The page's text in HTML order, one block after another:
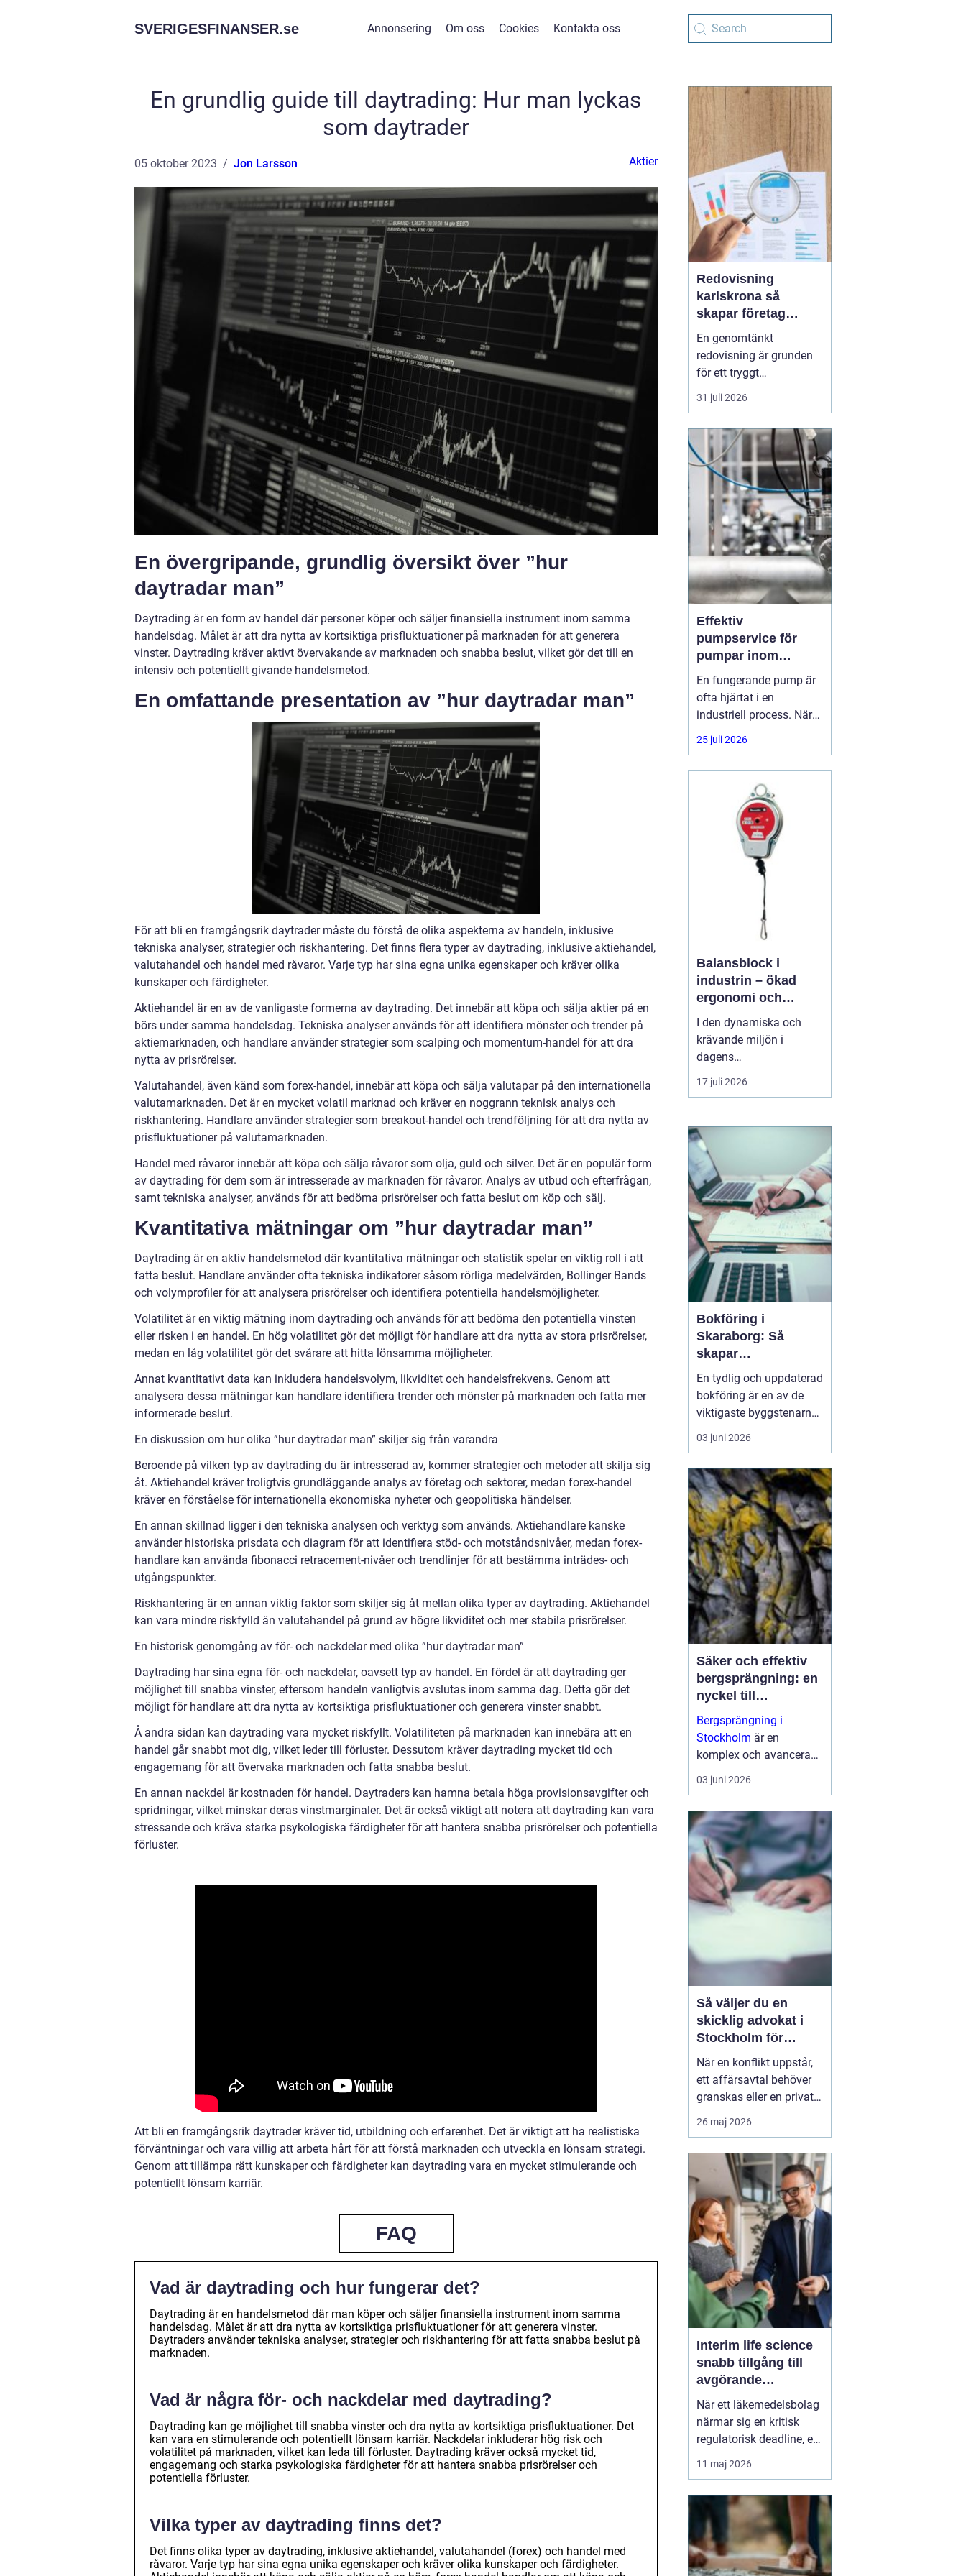
SVERIGESFINANSER.se Annonsering Om oss Cookies Kontakta oss
En grundlig guide till daytrading: Hur man lyckas
som daytrader
05 oktober 2023 Jon Larsson Aktier
En övergripande, grundlig översikt över ”hur
daytradar man”
Daytrading är en form av handel där personer köper och säljer finansiella instrument inom samma
handelsdag. Målet är att dra nytta av kortsiktiga prisfluktuationer på marknaden för att generera
vinster. Daytrading kräver aktivt övervakande av marknaden och snabba beslut, vilket gör det till en
intensiv och potentiellt givande handelsmetod.
En omfattande presentation av ”hur daytradar man”
För att bli en framgångsrik daytrader måste du förstå de olika aspekterna av handeln, inklusive
tekniska analyser, strategier och riskhantering. Det finns flera typer av daytrading, inklusive aktiehandel,
valutahandel och handel med råvaror. Varje typ har sina egna unika egenskaper och kräver olika
kunskaper och färdigheter.
Aktiehandel är en av de vanligaste formerna av daytrading. Det innebär att köpa och sälja aktier på en
börs under samma handelsdag. Tekniska analyser används för att identifiera mönster och trender på
aktiemarknaden, och handlare använder strategier som scalping och momentum-handel för att dra
nytta av prisrörelser.
Valutahandel, även känd som forex-handel, innebär att köpa och sälja valutapar på den internationella
valutamarknaden. Det är en mycket volatil marknad och kräver en noggrann teknisk analys och
riskhantering. Handlare använder strategier som breakout-handel och trendföljning för att dra nytta av
prisfluktuationer på valutamarknaden.
Handel med råvaror innebär att köpa och sälja råvaror som olja, guld och silver. Det är en populär form
av daytrading för dem som är intresserade av marknaden för råvaror. Analys av utbud och efterfrågan,
samt tekniska analyser, används för att bedöma prisrörelser och fatta beslut om köp och sälj.
Kvantitativa mätningar om ”hur daytradar man”
Daytrading är en aktiv handelsmetod där kvantitativa mätningar och statistik spelar en viktig roll i att
fatta beslut. Handlare använder ofta tekniska indikatorer såsom rörliga medelvärden, Bollinger Bands
och volymprofiler för att analysera prisrörelser och identifiera potentiella handelsmöjligheter.
Volatilitet är en viktig mätning inom daytrading och används för att bedöma den potentiella vinsten
eller risken i en handel. En hög volatilitet gör det möjligt för handlare att dra nytta av stora prisrörelser,
medan en låg volatilitet gör det svårare att hitta lönsamma möjligheter.
Annat kvantitativt data kan inkludera handelsvolym, likviditet och handelsfrekvens. Genom att
analysera dessa mätningar kan handlare identifiera trender och mönster på marknaden och fatta mer
informerade beslut.
En diskussion om hur olika ”hur daytradar man” skiljer sig från varandra
Beroende på vilken typ av daytrading du är intresserad av, kommer strategier och metoder att skilja sig
åt. Aktiehandel kräver troligtvis grundläggande analys av företag och sektorer, medan forex-handel
kräver en förståelse för internationella ekonomiska nyheter och geopolitiska händelser.
En annan skillnad ligger i den tekniska analysen och verktyg som används. Aktiehandlare kanske
använder historiska prisdata och diagram för att identifiera stöd- och motståndsnivåer, medan forex-
handlare kan använda fibonacci retracement-nivåer och trendlinjer för att bestämma inträdes- och
utgångspunkter.
Riskhantering är en annan viktig faktor som skiljer sig åt mellan olika typer av daytrading. Aktiehandel
kan vara mindre riskfylld än valutahandel på grund av högre likviditet och mer stabila prisrörelser.
En historisk genomgång av för- och nackdelar med olika ”hur daytradar man”
Daytrading har sina egna för- och nackdelar, oavsett typ av handel. En fördel är att daytrading ger
möjlighet till snabba vinster, eftersom handeln vanligtvis avslutas inom samma dag. Detta gör det
möjligt för handlare att dra nytta av kortsiktiga prisfluktuationer och generera vinster snabbt.
Å andra sidan kan daytrading vara mycket riskfyllt. Volatiliteten på marknaden kan innebära att en
handel går snabbt mot dig, vilket leder till förluster. Dessutom kräver daytrading mycket tid och
engagemang för att övervaka marknaden och fatta snabba beslut.
En annan nackdel är kostnaden för handel. Daytraders kan hamna betala höga provisionsavgifter och
spridningar, vilket minskar deras vinstmarginaler. Det är också viktigt att notera att daytrading kan vara
stressande och kräva starka psykologiska färdigheter för att hantera snabba prisrörelser och potentiella
förluster.
Att bli en framgångsrik daytrader kräver tid, utbildning och erfarenhet. Det är viktigt att ha realistiska
förväntningar och vara villig att arbeta hårt för att förstå marknaden och utveckla en lönsam strategi.
Genom att tillämpa rätt kunskaper och färdigheter kan daytrading vara en mycket stimulerande och
potentiellt lönsam karriär.
FAQ
Vad är daytrading och hur fungerar det?
Daytrading är en handelsmetod där man köper och säljer finansiella instrument inom samma
handelsdag. Målet är att dra nytta av kortsiktiga prisfluktuationer för att generera vinster.
Daytraders använder tekniska analyser, strategier och riskhantering för att fatta snabba beslut på
marknaden.
Vad är några för- och nackdelar med daytrading?
Daytrading kan ge möjlighet till snabba vinster och dra nytta av kortsiktiga prisfluktuationer. Det
kan vara en stimulerande och potentiellt lönsam karriär. Nackdelar inkluderar hög risk och
volatilitet på marknaden, vilket kan leda till förluster. Daytrading kräver också mycket tid,
engagemang och starka psykologiska färdigheter för att hantera snabba prisrörelser och
potentiella förluster.
Vilka typer av daytrading finns det?
Det finns olika typer av daytrading, inklusive aktiehandel, valutahandel (forex) och handel med
råvaror. Varje typ har sina egna unika egenskaper och kräver olika kunskaper och färdigheter.
Redovisning
karlskrona så
skapar företag
bättre kontroll och
trygg ekonomi
En genomtänkt
redovisning är grunden
för ett tryggt
företagande. När
siffrorna är korrekta och
lättare att planera, växa
och fatta beslut med
mindre stress. För
företag i Karlskrona
spelar valet av
redovisningsbyrå en stor
roll fö...
31 juli 2026
Effektiv
pumpservice för
pumpar inom
industrin
En fungerande pump är
ofta hjärtat i en
industriell process. När
flödet stannar, stannar
produktionen. Därför har
pumpservice
25 juli 2026
Balansblock i
industrin – ökad
ergonomi och
effektivitet
I den dynamiska och
krävande miljön i
dagens
verkstadsindustri är
effektiva och
verktyg och lösningar
avgörande.
är en...
17 juli 2026
Bokföring i
Skaraborg: Så
skapar
småföretagare
ordning och trygg
ekonomi
En tydlig och uppdaterad
bokföring är en av de
viktigaste byggstenarna
i varje företag, oavsett
om verksamheten drivs
större skala med flera
anställda. Många
småföretaga...
03 juni 2026
Säker och effektiv
bergsprängning: en
nyckel till
framgångsrika
byggprojekt
Bergsprängning i
Stockholm är en
komplex och avancerad
process som spelar en
central roll i moderna
infrastruktursprojekt. ...
03 juni 2026
Så väljer du en
skicklig advokat i
Stockholm för
komplexa juridiska
utmaningar
När en konflikt uppstår,
ett affärsavtal behöver
granskas eller en privat
livssituation kräver
juridisk expertis, blir
avgörande. Sökordet
”advokat i Stockholm”
används ofta av ...
26 maj 2026
Interim life science
snabb tillgång till
avgörande
kompetens
När ett läkemedelsbolag
närmar sig en kritisk
regulatorisk deadline, en
medtechaktör ska skala
upp produktionen eller
en nyckelperson i ett
kliniskt
utvecklingsprojekt, finns
sällan utrymme för
11 maj 2026